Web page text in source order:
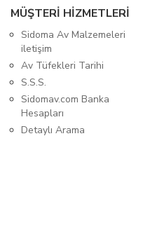
MÜŞTERİ HİZMETLERİ
Sidoma Av Malzemeleri
iletişim
Av Tüfekleri Tarihi
S.S.S.
Sidomav.com Banka
Hesapları
Detaylı Arama